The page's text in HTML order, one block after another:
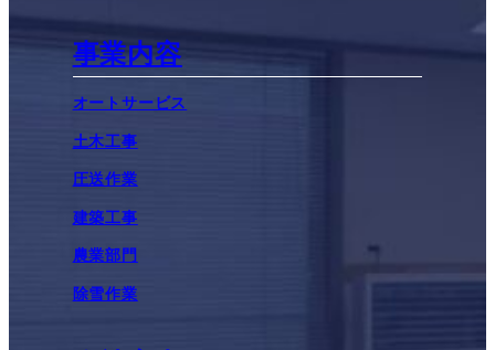
事業内容
オートサービス
土木工事
圧送作業
建築工事
農業部門
除雪作業